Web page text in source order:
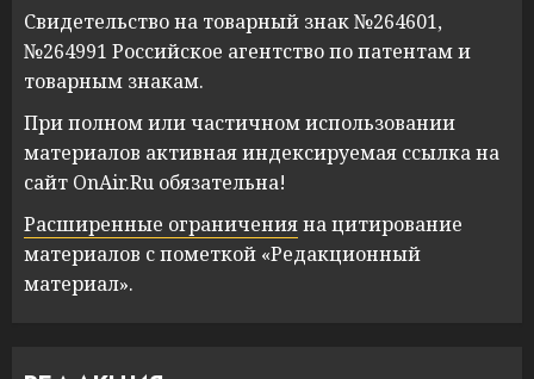
Свидетельство на товарный знак №264601,
№264991 Российское агентство по патентам и
товарным знакам.
При полном или частичном использовании
материалов активная индексируемая ссылка на
сайт OnAir.Ru обязательна!
Расширенные ограниченияна цитирование
материалов с пометкой «Редакционный
материал».